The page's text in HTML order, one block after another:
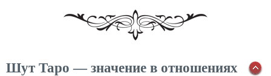
Шут Таро — значение в отношениях